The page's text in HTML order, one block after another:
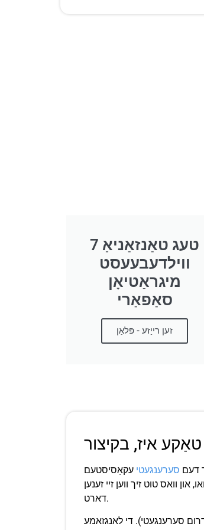
7 טעג טאַנזאַניאַ
ווילדעבעעסט
מיגראַטיאָן
סאַפאַרי
זען רייַזע - פּלאַן
איז, בקיצור
דעם סערענגעטי עקאָסיסטעם
וואס טוט זיך ווען זיי זענען
דארט.
סערענגעטי). די לאנגזאמע